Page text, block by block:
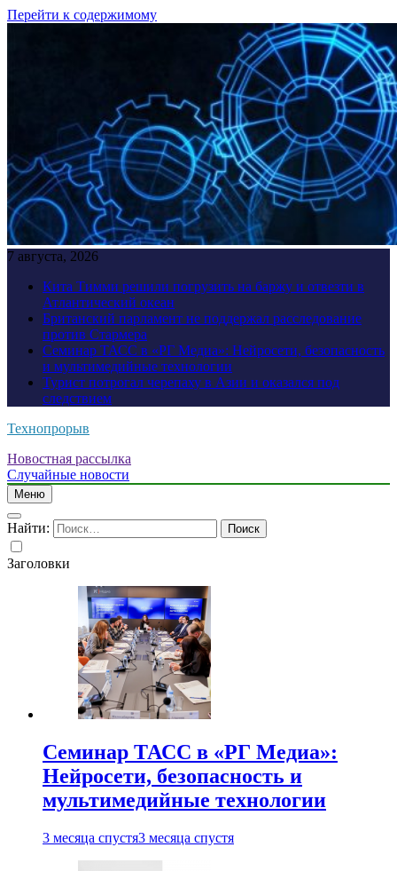
Перейти к содержимому
7 августа, 2026
Кита Тимми решили погрузить на баржу и отвезти в
Атлантический океан
Британский парламент не поддержал расследование
против Стармера
Семинар ТАСС в «РГ Медиа»: Нейросети, безопасность
и мультимедийные технологии
Турист потрогал черепаху в Азии и оказался под
следствием
Технопрорыв
Новостная рассылка
Случайные новости
Меню
Найти:
Заголовки
Семинар ТАСС в «РГ Медиа»:
Нейросети, безопасность и
мультимедийные технологии
3 месяца спустя3 месяца спустя